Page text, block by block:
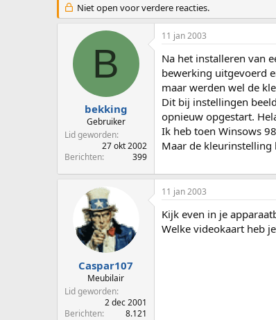
d
e
r
e
a
r
t
m
Niet open voor verdere reacties.
B
bekking
Gebruiker
Lid geworden
27 okt 2002
Berichten
399
11 jan 2003
Na het installeren van
bewerking uitgevoerd
maar werden wel de
Dit bij instellingen
opnieuw opgestart.
Ik heb toen Winsows
Maar de
Caspar107
Meubilair
Lid geworden
2 dec 2001
Berichten
8.121
11 jan 2003
Kijk even in je
Welke videokaart heb